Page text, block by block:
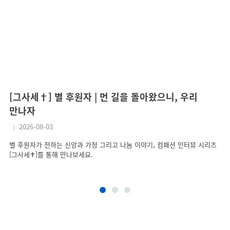
[그사세†] 별 후원자 | 먼 길을 돌아왔으니, 우리
만나자
2026-08-03
별 후원자가 전하는 신앙과 가정 그리고 나눔 이야기, 컴패션 인터뷰 시리즈
[그사세✝]를 통해 만나보세요.